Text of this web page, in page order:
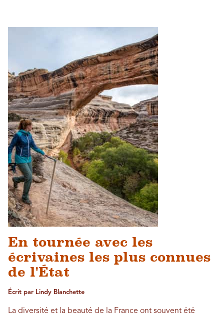
En tournée avec les
écrivaines les plus connues
de l'État
Écrit par Lindy Blanchette
La diversité et la beauté de la France ont souvent été